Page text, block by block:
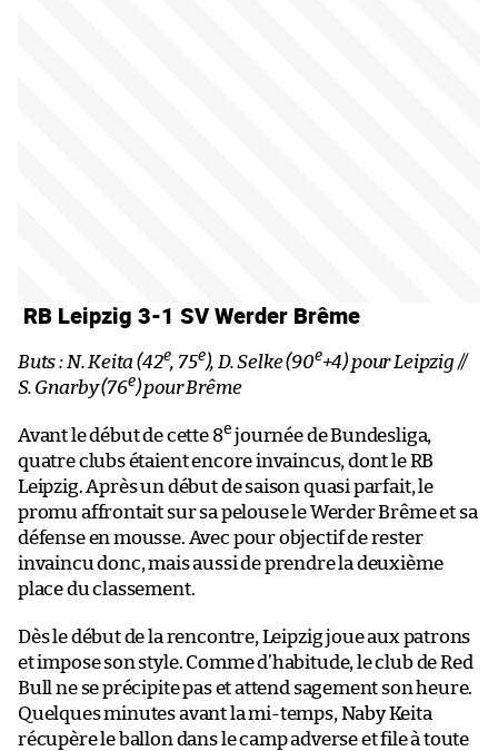
RB Leipzig 3-1 SV Werder Brême
Buts : N. Keita (42e, 75e), D. Selke (90e+4) pour Leipzig //
S. Gnarby (76e) pour Brême
Avant le début de cette 8e journée de Bundesliga,
quatre clubs étaient encore invaincus, dont le RB
Leipzig. Après un début de saison quasi parfait, le
promu affrontait sur sa pelouse le Werder Brême et sa
défense en mousse. Avec pour objectif de rester
invaincu donc, mais aussi de prendre la deuxième
place du classement.
Dès le début de la rencontre, Leipzig joue aux patrons
et impose son style. Comme d’habitude, le club de Red
Bull ne se précipite pas et attend sagement son heure.
Quelques minutes avant la mi-temps, Naby Keita
récupère le ballon dans le camp adverse et file à toute